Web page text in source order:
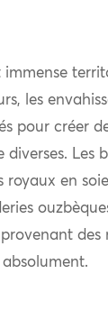
immense
les
pour créer
diverses. Les
royaux en